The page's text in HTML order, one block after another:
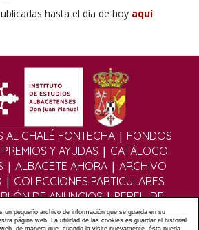
hasta el día de hoy aquí
AL CHALÉ FONTECHA | FONDOS
PREMIOS Y AYUDAS | CATÁLOGO
| ALBACETE AHORA | ARCHIVO
| COLECCIONES PARTICULARES
DE ANUNCIOS|PERFIL DEL
EDITORIAL DIGITAL|MULTIMEDIA
DE CONTACTO|POLÍTICA
un pequeño archivo de información que se guarda en su
página web. La utilidad de las cookies es guardar el historial
de manera que, cuando la visite nuevamente, ésta pueda